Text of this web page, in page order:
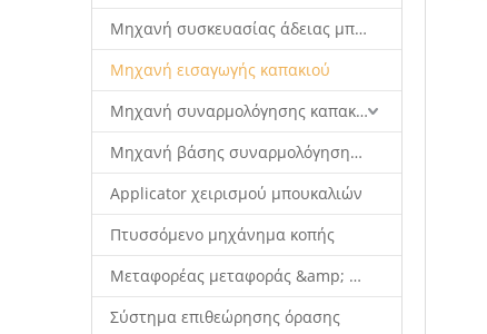
Μηχανή συσκευασίας άδειας μπουκαλιού
Μηχανή εισαγωγής καπακιού
Μηχανή συναρμολόγησης καπακιού
Μηχανή βάσης συναρμολόγησης καπακιού
Applicator χειρισμού μπουκαλιών
Πτυσσόμενο μηχάνημα κοπής
Μεταφορέας μεταφοράς &amp; σύστημα ρομπότ
Σύστημα επιθεώρησης όρασης